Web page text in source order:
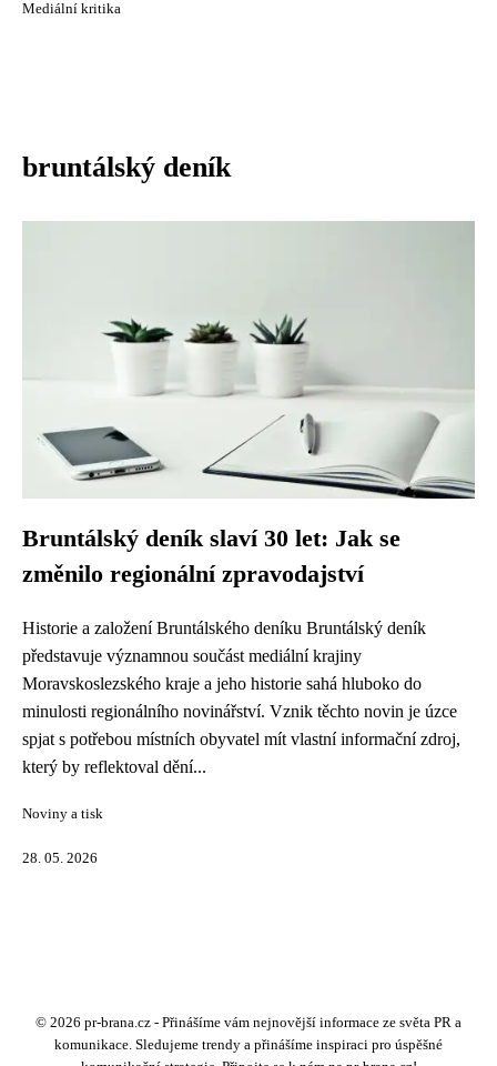
Mediální kritika
bruntálský deník
Bruntálský deník slaví 30 let: Jak se
změnilo regionální zpravodajství
Historie a založení Bruntálského deníku Bruntálský deník
představuje významnou součást mediální krajiny
Moravskoslezského kraje a jeho historie sahá hluboko do
minulosti regionálního novinářství. Vznik těchto novin je úzce
spjat s potřebou místních obyvatel mít vlastní informační zdroj,
který by reflektoval dění...
Noviny a tisk
28. 05. 2026
© 2026 pr-brana.cz - Přinášíme vám nejnovější informace ze světa PR a
komunikace. Sledujeme trendy a přinášíme inspiraci pro úspěšné